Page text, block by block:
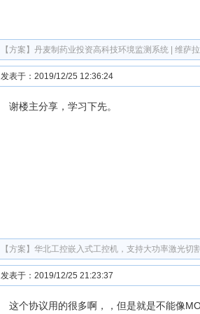
【方案】 丹麦制药业投资高科技环境监测系统 | 维萨
发表于：2019/12/25 12:36:24
谢楼主分享，学习下先。
【方案】 华北工控嵌入式工控机，支持大功率激光切
发表于：2019/12/25 21:23:37
这个协议用的很多啊，，但是就是不能像